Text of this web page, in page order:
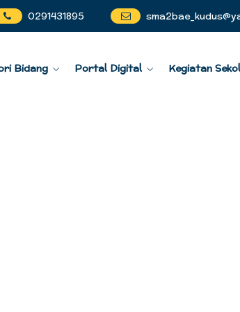
0291431895
Bidang Portal Digital Kegiatan